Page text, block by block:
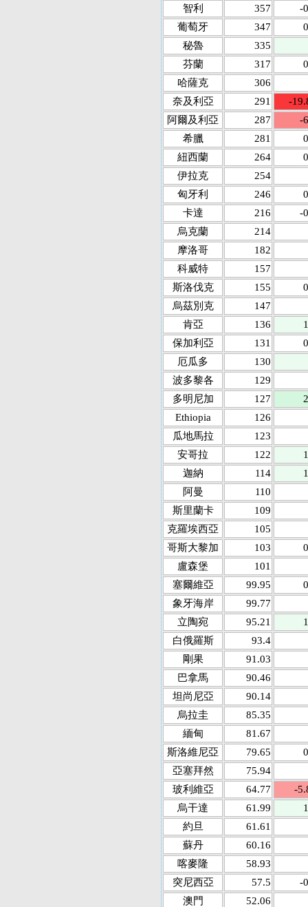
智利 357
-
葡萄牙
347
秘魯
335
芬蘭
317
哈薩克
306
奈及利亞
291
-
阿爾及利亞
287
-
希臘
281
紐西蘭
264
伊拉克
254
匈牙利
246
卡達
216
-
烏克蘭
214
摩洛哥
182
科威特
157
斯洛伐克
155
烏茲別克
147
肯亞
136
保加利亞
131
厄瓜多
130
波多黎各
129
多明尼加
127
Ethiopia
126
瓜地馬拉
123
安哥拉
122
迦納
114
阿曼
110
斯里蘭卡
109
克羅埃西亞
105
哥斯大黎加
103
盧森堡
101
塞爾維亞
99.95
象牙海岸
99.77
立陶宛
95.21
白俄羅斯
93.4
剛果
91.03
巴拿馬
90.46
坦尚尼亞
90.14
烏拉圭
85.35
緬甸
81.67
斯洛維尼亞
79.65
亞塞拜然
75.94
玻利維亞
64.77
-
烏干達
61.99
約旦
61.61
蘇丹
60.16
喀麥隆
58.93
突尼西亞
57.5
-
澳門
52.06